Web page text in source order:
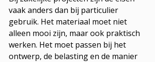
vaak anders dan bij particulier
gebruik. Het materiaal moet niet
alleen mooi zijn, maar ook praktisch
werken. Het moet passen bij het
ontwerp, de belasting en de manier